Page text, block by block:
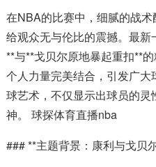
在NBA的比赛中，细腻的战
给观众无与伦比的震撼。最
**与**戈贝尔原地暴起重扣**
个人力量完美结合，引发广
球艺术，不仅显示出球员的
神。 球探体育直播nba
### **主题背景：康利与戈贝